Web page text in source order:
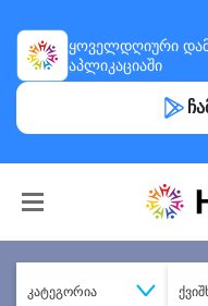
ყოველდღიური
აპლიკაციაში
კატეგორია